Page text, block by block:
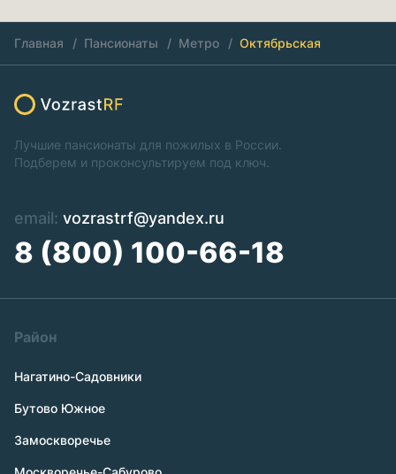
Главная Пансионаты Метро Октябрьская
Лучшие пансионаты для пожилых в России.
Подберем и проконсультируем под ключ.
email: vozrastrf@yandex.ru
8 (800) 100-66-18
Район
Нагатино-Садовники
Бутово Южное
Замоскворечье